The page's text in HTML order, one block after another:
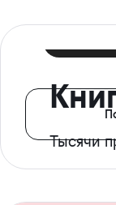
Тысячи
с